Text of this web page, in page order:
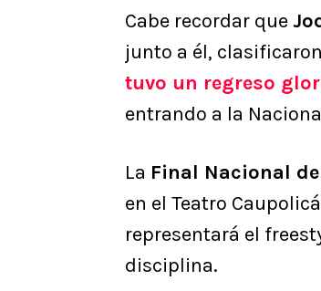
Cabe recordar que
junto a él, clasificaron
tuvo un regreso
entrando a la
La Final Nacional
en el Teatro
representará el
disciplina.